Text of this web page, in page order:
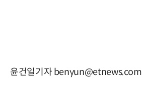
윤건일기자 benyun@etnews.com